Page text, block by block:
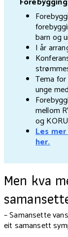
barn og
I år
Tema
unge
mellom
og
Les
her.
Men kva
– Samansette
eit samansett